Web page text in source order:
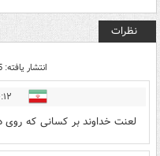
نظرات
انتشار یافته: 5
۱۴:۱۲ -
لعنت خداوند بر کسانی که روی